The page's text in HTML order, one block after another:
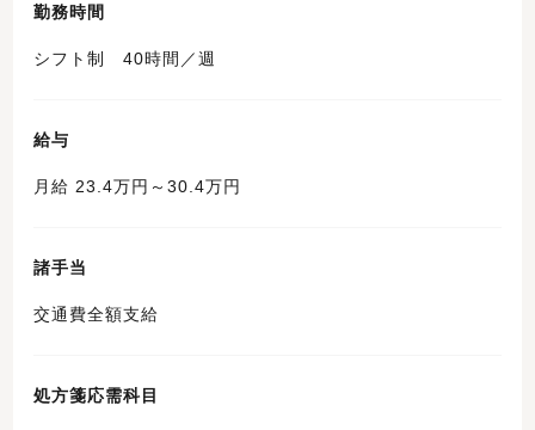
勤務時間
シフト制 40時間／週
給与
月給 23.4万円～30.4万円
諸手当
交通費全額支給
処方箋応需科目